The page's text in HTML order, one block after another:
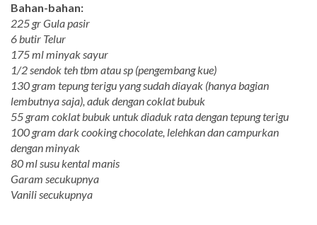
Bahan-bahan:
225 gr Gula pasir
6 butir Telur
175 ml minyak sayur
1/2 sendok teh tbm atau sp (pengembang kue)
130 gram tepung terigu yang sudah diayak (hanya bagian
lembutnya saja), aduk dengan coklat bubuk
55 gram coklat bubuk untuk diaduk rata dengan tepung terigu
100 gram dark cooking chocolate, lelehkan dan campurkan
dengan minyak
80 ml susu kental manis
Garam secukupnya
Vanili secukupnya